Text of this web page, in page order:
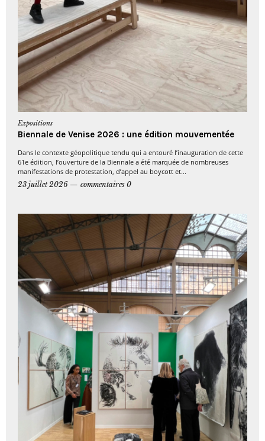
Expositions
Biennale de Venise 2026 : une édition mouvementée
Dans le contexte géopolitique tendu qui a entouré l’inauguration de cette
61e édition, l’ouverture de la Biennale a été marquée de nombreuses
manifestations de protestation, d’appel au boycott et...
23 juillet 2026
commentaires 0